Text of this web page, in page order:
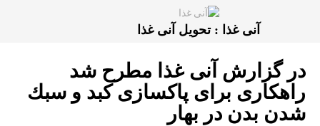
آنی غذا : تحویل آنی غذا
در گزارش آنی غذا مطرح شد
راهكاری برای پاكسازی كبد و سبك
شدن بدن در بهار